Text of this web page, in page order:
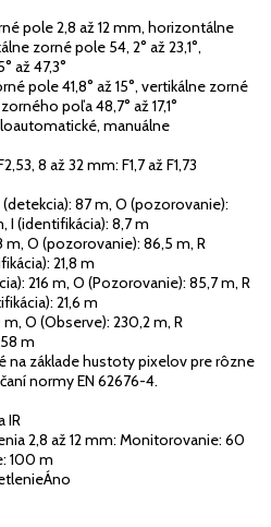
pole 2,8 až 12 mm, horizontálne
zorné pole 54, 2° až 23,1°,
až 47,3°
pole 41,8° až 15°, vertikálne zorné
poľa 48,7° až 17,1°
manuálne
8 až 32 mm: F1,7 až F1,73
(detekcia): 87 m, O (pozorovanie):
I (identifikácia): 8,7 m
m, O (pozorovanie): 86,5 m, R
21,8 m
216 m, O (Pozorovanie): 85,7 m, R
21,6 m
O (Observe): 230,2 m, R
m
na základe hustoty pixelov pre rôzne
normy EN 62676-4.
IR
2,8 až 12 mm: Monitorovanie: 60
100 m